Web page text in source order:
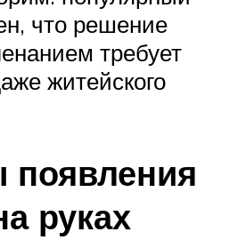
что решение
требует
житейского
руках